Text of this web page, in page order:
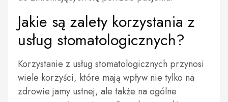
Jakie są zalety korzystania z
usług stomatologicznych?
Korzystanie z usług stomatologicznych przynosi
wiele korzyści, które mają wpływ nie tylko na
zdrowie jamy ustnej, ale także na ogólne